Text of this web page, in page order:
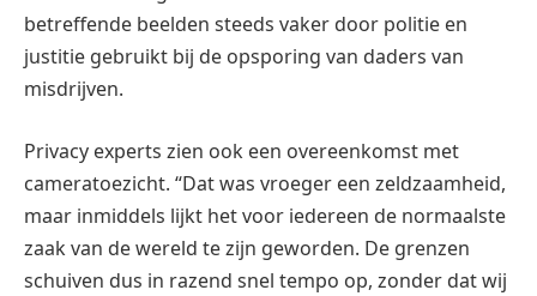
betreffende beelden steeds vaker door politie en
justitie gebruikt bij de opsporing van daders van
misdrijven.
Privacy experts zien ook een overeenkomst met
cameratoezicht. “Dat was vroeger een zeldzaamheid,
maar inmiddels lijkt het voor iedereen de normaalste
zaak van de wereld te zijn geworden. De grenzen
schuiven dus in razend snel tempo op, zonder dat wij